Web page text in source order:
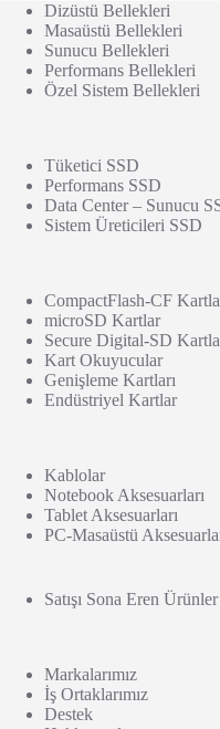
Dizüstü Bellekleri
Masaüstü Bellekleri
Sunucu Bellekleri
Performans Bellekleri
Özel Sistem Bellekleri
Tüketici SSD
Performans SSD
Data Center – Sunucu
Sistem Üreticileri SSD
CompactFlash-CF
microSD Kartlar
Secure Digital-SD
Kart Okuyucular
Genişleme Kartları
Endüstriyel Kartlar
Kablolar
Notebook Aksesuarları
Tablet Aksesuarları
PC-Masaüstü
Satışı Sona Eren Ürünler
Markalarımız
İş Ortaklarımız
Destek